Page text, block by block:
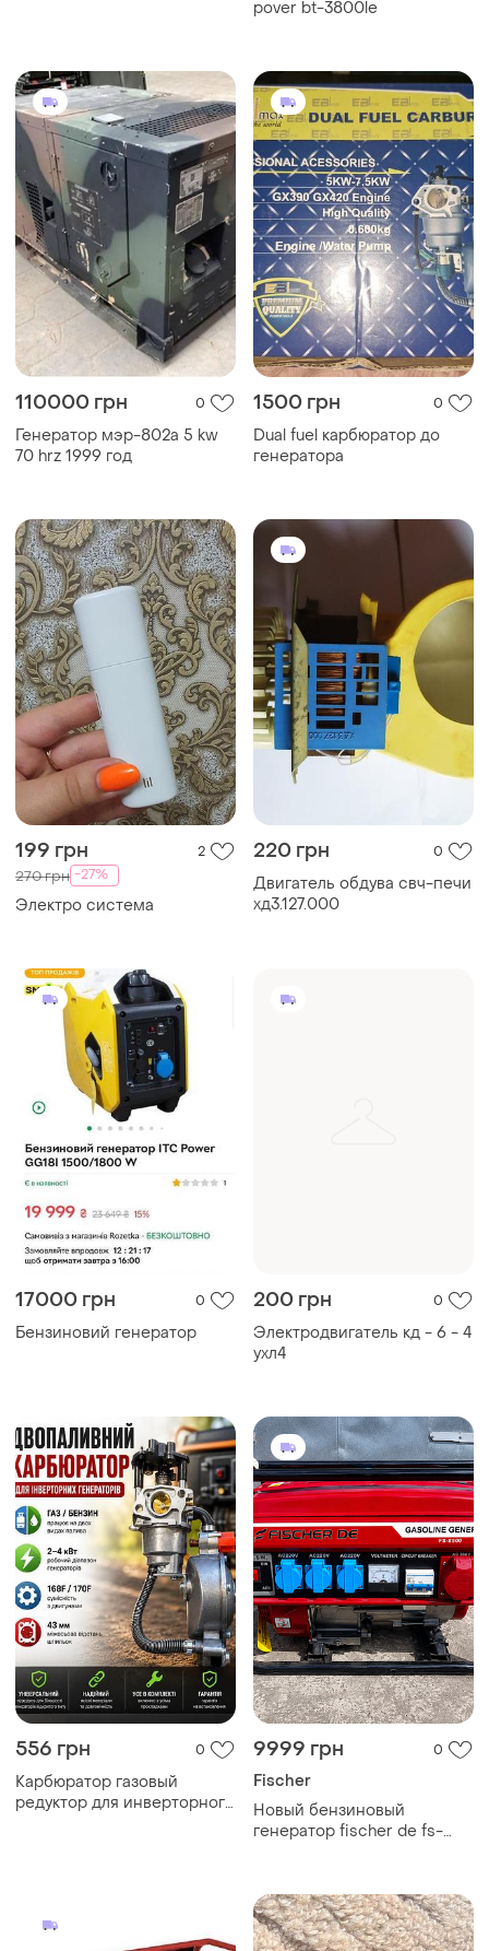
pover bt-3800le
110000 грн 0
Генератор мэр-802а 5 kw
70 hrz 1999 год
1500 грн 0
Dual fuel карбюратор до
генератора
199 грн 2
270 грн -27%
Электро система
220 грн 0
Двигатель обдува свч-печи
хд3.127.000
17000 грн 0
Бензиновий генератор
200 грн 0
Электродвигатель кд - 6 - 4
ухл4
556 грн 0
Карбюратор газовый
редуктор для инверторного
9999 грн 0
Fischer
Новый бензиновый
генератор fischer de fs-